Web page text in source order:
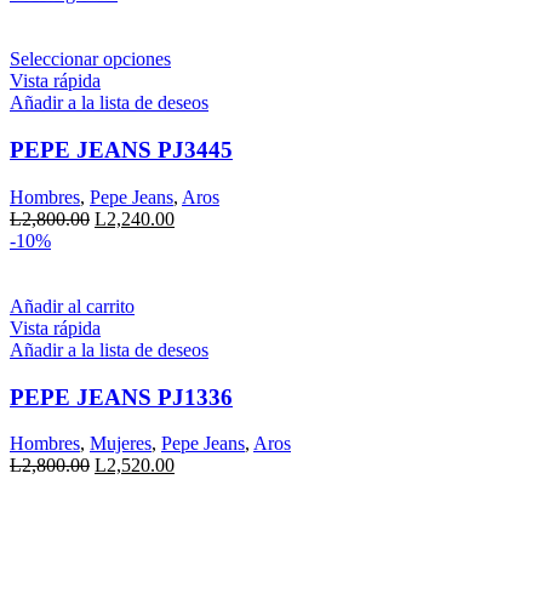
L5,500.00.
Seleccionar opcionesEste
tiene
variantes.
opciones
se
pueden
de
producto
Vista rápida
Añadir a la lista de deseos
PEPE JEANS PJ3445
Hombres, Pepe Jeans, Aros
L2,800.00 El
L2,800.00.
L2,240.00El
-10%
Añadir al carrito
Vista rápida
Añadir a la lista de deseos
PEPE JEANS PJ1336
Hombres, Mujeres, Pepe Jeans, Aros
L2,800.00 El
L2,520.00El